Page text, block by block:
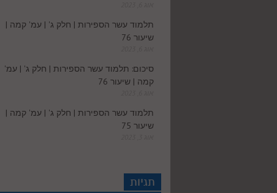
תלמוד עשר הספירות | חלק ג' | עמ' קמה |
שיעור 76
סיכום: תלמוד עשר הספירות | חלק ג' | עמ'
קמה | שיעור 76
תלמוד עשר הספירות | חלק ג' | עמ' קמה |
שיעור 75
תגיות